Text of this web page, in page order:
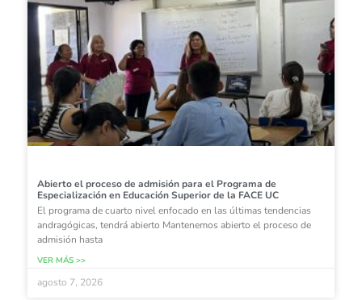
Abierto el proceso de admisión para el Programa de
Especialización en Educación Superior de la FACE UC
El programa de cuarto nivel enfocado en las últimas tendencias
andragógicas, tendrá abierto Mantenemos abierto el proceso de
admisión hasta
VER MÁS >>
agosto 7, 2026